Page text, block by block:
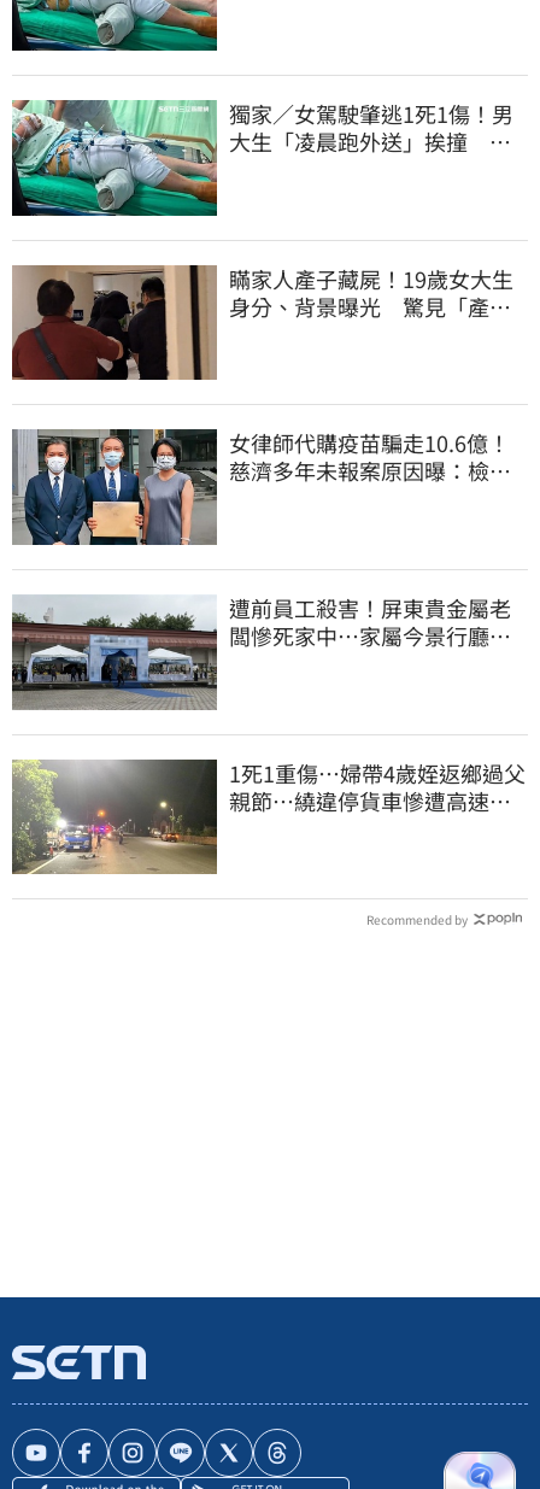
獨家／女駕駛肇逃1死1傷！男
大生「凌晨跑外送」挨撞 媽
瞞家人產子藏屍！19歲女大生
身分、背景曝光 驚見「產檢
女律師代購疫苗騙走10.6億！
慈濟多年未報案原因曝：檢警
遭前員工殺害！屏東貴金屬老
闆慘死家中…家屬今景行廳低
1死1重傷…婦帶4歲姪返鄉過父
親節…繞違停貨車慘遭高速撞
Recommended by